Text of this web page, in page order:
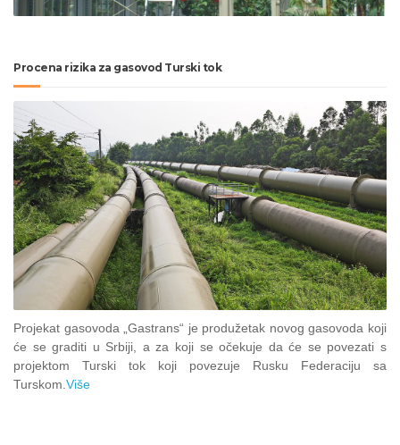
Procena rizika za gasovod Turski tok
Projekat gasovoda „Gastrans“ je produžetak novog gasovoda koji
će se graditi u Srbiji, a za koji se očekuje da će se povezati s
projektom Turski tok koji povezuje Rusku Federaciju sa
Turskom. Više